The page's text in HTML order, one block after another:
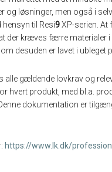
og løsninger, men også i
til Resi9XP-serien. At
der kræves færre materialer
desuden er lavet i ubleget
alle gældende lovkrav og
hvert produkt, med bl.a.
dokumentation er
https://www.lk.dk/